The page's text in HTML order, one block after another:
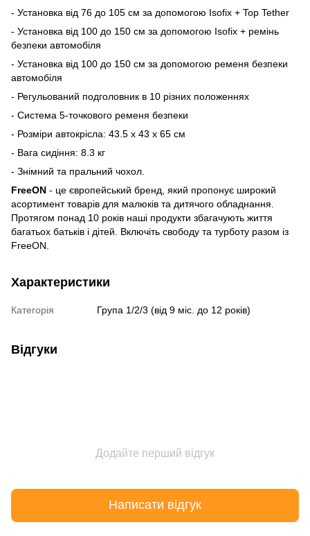
- Установка від 76 до 105 см за допомогою Isofix + Top Tether
- Установка від 100 до 150 см за допомогою Isofix + ремінь
безпеки автомобіля
- Установка від 100 до 150 см за допомогою ременя безпеки
автомобіля
- Регульований подголовник в 10 різних положеннях
- Система 5-точкового ременя безпеки
- Розміри автокрісла: 43.5 x 43 x 65 см
- Вага сидіння: 8.3 кг
- Знімний та пральний чохол.
FreeON - це європейський бренд, який пропонує широкий
асортимент товарів для малюків та дитячого обладнання.
Протягом понад 10 років наші продукти збагачують життя
багатьох батьків і дітей. Включіть свободу та турботу разом із
FreeON.
Характеристики
Категорія Група 1/2/3 (від 9 міс. до 12 років)
Відгуки
Додайте перший відгук
Написати відгук